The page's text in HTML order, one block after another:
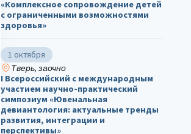
«Комплексное сопровождение детей
с ограниченными возможностями
здоровья»
1 октября
Тверь, заочно
I Всероссийский с международным
участием научно-практический
симпозиум «Ювенальная
девиантология: актуальные тренды
развития, интеграции и
перспективы»